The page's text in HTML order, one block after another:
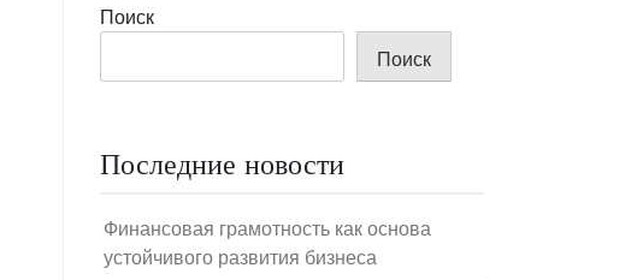
Поиск
Поиск
Последние новости
Финансовая грамотность как основа
устойчивого развития бизнеса